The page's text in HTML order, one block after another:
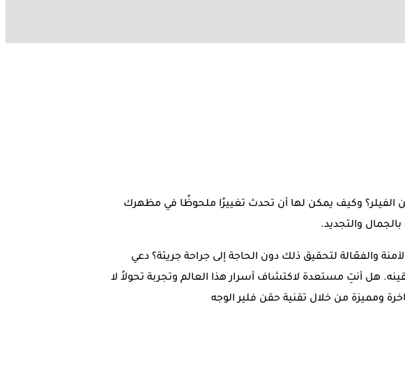
الفيلر؟ وكيف يمكن لها أن تحدث تغييرًا ملحوظًا في مظهرك
والتجديد.
والفعّالة لتحقيق ذلك دون الحاجة إلى جراحة جريئة؟ دعي
هل أنتِ مستعدة لاكتشاف أسرار هذا العالم وتجربة تحولاً لا
ومميزة من خلال تقنية حقن فلير الوجه